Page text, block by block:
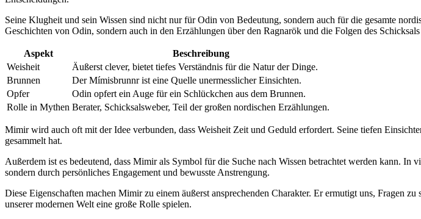
Seine Klugheit und sein Wissen sind nicht nur für Odin von Bedeutung, sondern auch für die gesamte‍
Geschichten von Odin, sondern auch in den Erzählungen über den⁢ Ragnarök und die Folgen des
Aspekt
Beschreibung
Weisheit
Äußerst clever, bietet tiefes Verständnis für die Natur der Dinge.
Brunnen
Der‍ Mímisbrunnr ist eine Quelle unermesslicher Einsichten.
Opfer
Odin opfert ein⁢ Auge für ‌ein Schlückchen aus dem Brunnen.
Rolle in Mythen Berater, Schicksalsweber, Teil der großen nordischen Erzählungen.
Mimir wird auch⁢ oft mit der Idee verbunden, dass‍ Weisheit ⁤Zeit und Geduld erfordert. Seine tiefen
gesammelt​ hat.
Außerdem ist es‍ bedeutend, dass Mimir als Symbol für die Suche nach Wissen betrachtet werden kann.
sondern durch persönliches ⁣Engagement und bewusste Anstrengung.
Diese Eigenschaften machen Mimir ⁣zu einem äußerst‌ ansprechenden​ Charakter.‌ Er ermutigt uns, Fragen
‌unserer modernen Welt eine große Rolle spielen.